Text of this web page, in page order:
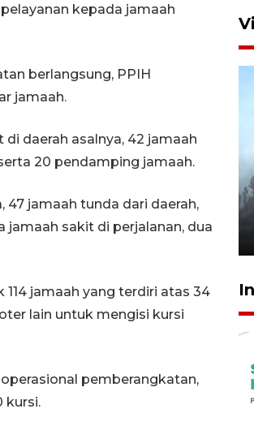
kepada jamaah
berlangsung, PPIH
jamaah.
daerah asalnya, 42 jamaah
20 pendamping jamaah.
47 jamaah tunda dari daerah,
jamaah sakit di perjalanan, dua
jamaah yang terdiri atas 34
lain untuk mengisi kursi
pemberangkatan,
kursi.
Spray" bantu padamkan
Bromo
2026 18:23